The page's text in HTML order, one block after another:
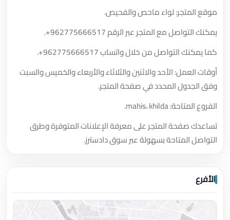
موقع المتجر: لواء ماحص والفحيص.
يمكنك التواصل مع المتجر عبر الرقم+962775666517
.
كما يمكنك التواصل من خلال واتساب+962775666517
.
أوقات العمل: الأحد والاثنين والثلاثاء والأربعاء والخميس والسبت
وفق الجدول المحدد في صفحة المتجر.
الفروع المتاحة: mahis، khilda.
تساعدك صفحة المتجر على معرفة الإعلانات المتوفرة وطرق
التواصل المتاحة بسهولة عبر سوق دادسترز.
الأفرع